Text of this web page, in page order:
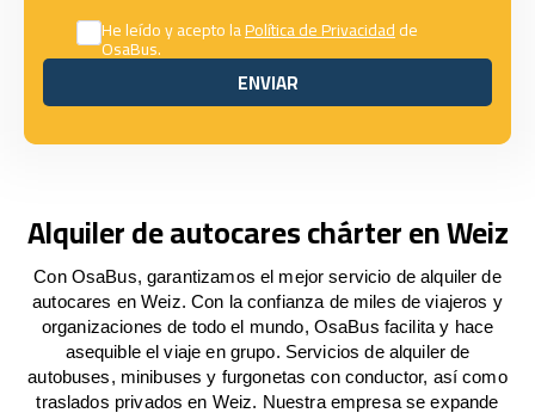
He leído y acepto laPolítica de Privacidadde
OsaBus.
ENVIAR
ENVIAR
Alquiler de autocares chárter en Weiz
Con OsaBus, garantizamos el mejor servicio de alquiler de
autocares en Weiz. Con la confianza de miles de viajeros y
organizaciones de todo el mundo, OsaBus facilita y hace
asequible el viaje en grupo. Servicios de alquiler de
autobuses, minibuses y furgonetas con conductor, así como
traslados privados en Weiz. Nuestra empresa se expande